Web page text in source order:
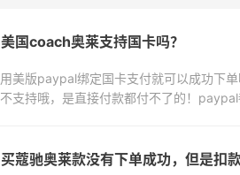
美国coach奥莱支持国卡吗？
用美版paypal绑定国卡支付就可以成功下单
不支持哦，是直接付款都付不了的！